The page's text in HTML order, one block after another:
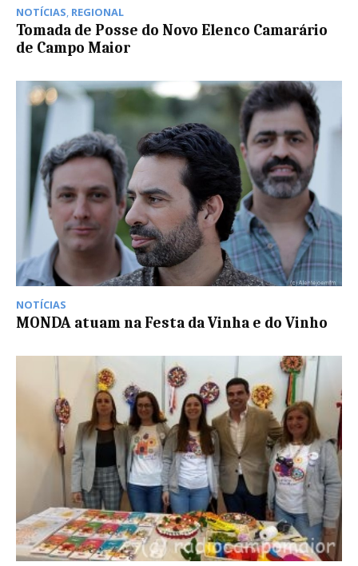
NOTÍCIAS, REGIONAL
Tomada de Posse do Novo Elenco Camarário
de Campo Maior
NOTÍCIAS
MONDA atuam na Festa da Vinha e do Vinho